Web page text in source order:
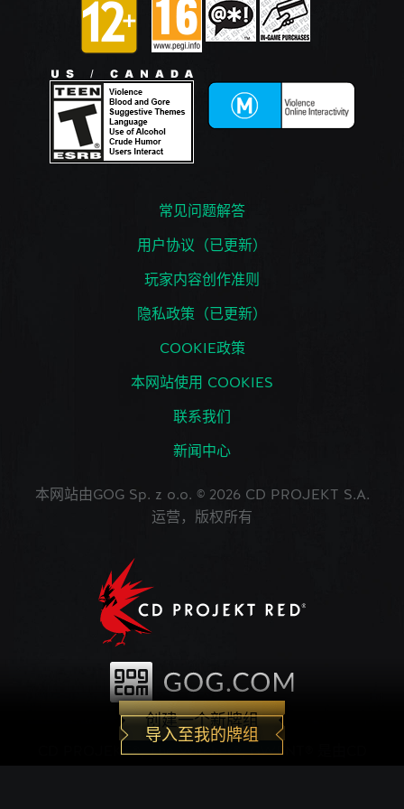
创建一个新牌组
导入至我的牌组
常见问题解答
用户协议（已更新）
玩家内容创作准则
隐私政策（已更新）
COOKIE政策
本网站使用 COOKIES
联系我们
新闻中心
本网站由GOG Sp. z o.o. © 2026 CD PROJEKT S.A.
运营，版权所有
CD PROJEKT®, The Witcher®, GWENT® 是由CD